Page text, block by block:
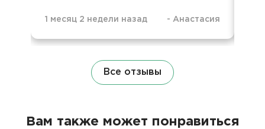
1 месяц 2 недели назад - Анастасия
Все отзывы
Вам также может понравиться